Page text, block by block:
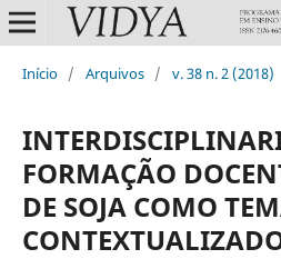
Início / Arquivos / v. 38 n. 2 (2018)
FORMAÇÃO
DE SOJA COMO